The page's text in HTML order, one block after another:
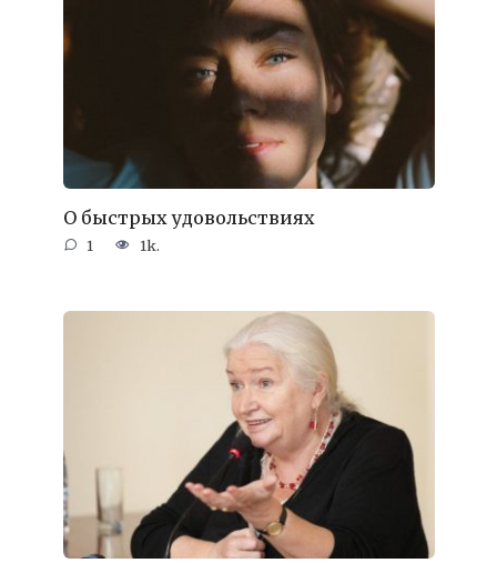
О быстрых удовольствиях
1 1k.